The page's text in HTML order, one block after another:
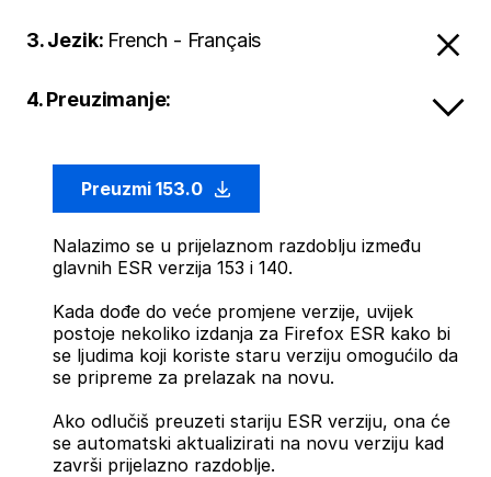
3. Jezik: French - Français
4. Preuzimanje:
Preuzmi 153.0
Nalazimo se u prijelaznom razdoblju između
glavnih ESR verzija 153 i 140.
Kada dođe do veće promjene verzije, uvijek
postoje nekoliko izdanja za Firefox ESR kako bi
se ljudima koji koriste staru verziju omogućilo da
se pripreme za prelazak na novu.
Ako odlučiš preuzeti stariju ESR verziju, ona će
se automatski aktualizirati na novu verziju kad
završi prijelazno razdoblje.